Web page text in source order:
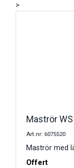
>
Maströr
Art.nr: 6075520
Maströr med
Offert